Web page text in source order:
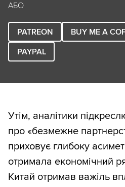
АБО
PATREON BUY ME A
PAYPAL
Утім, аналітики
про «безмежне
приховує глибоку
отримала економічний
Китай отримав важіль